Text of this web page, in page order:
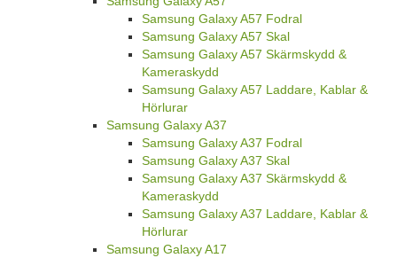
Samsung Galaxy A57 Fodral
Samsung Galaxy A57 Skal
Samsung Galaxy A57 Skärmskydd &
Kameraskydd
Samsung Galaxy A57 Laddare, Kablar &
Hörlurar
Samsung Galaxy A37
Samsung Galaxy A37 Fodral
Samsung Galaxy A37 Skal
Samsung Galaxy A37 Skärmskydd &
Kameraskydd
Samsung Galaxy A37 Laddare, Kablar &
Hörlurar
Samsung Galaxy A17